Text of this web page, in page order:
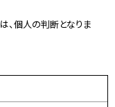
、個人の判断となりま